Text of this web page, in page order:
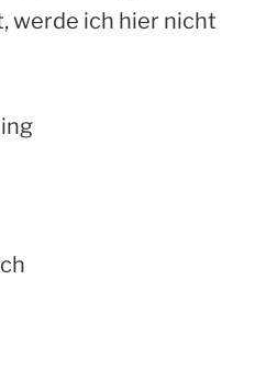
werde ich hier nicht